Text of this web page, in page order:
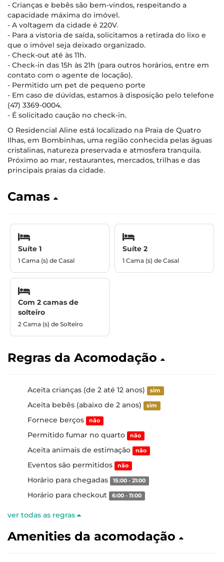
- Crianças e bebês são bem-vindos, respeitando a
capacidade máxima do imóvel.
- A voltagem da cidade é 220V.
- Para a vistoria de saída, solicitamos a retirada do lixo e
que o imóvel seja deixado organizado.
- Check-out até às 11h.
- Check-in das 15h às 21h (para outros horários, entre em
contato com o agente de locação).
- Permitido um pet de pequeno porte
- Em caso de dúvidas, estamos à disposição pelo telefone
(47) 3369-0004.
- É solicitado caução no check-in.
O Residencial Aline está localizado na Praia de Quatro
Ilhas, em Bombinhas, uma região conhecida pelas águas
cristalinas, natureza preservada e atmosfera tranquila.
Próximo ao mar, restaurantes, mercados, trilhas e das
principais praias da cidade.
Camas
Suíte 1
1 Cama (s) de Casal
Suíte 2
1 Cama (s) de Casal
Com 2 camas de
solteiro
2 Cama (s) de Solteiro
Regras da Acomodação
Aceita crianças (de 2 até 12 anos) sim
Aceita bebês (abaixo de 2 anos) sim
Fornece berços não
Permitido fumar no quarto não
Aceita animais de estimação não
Eventos são permitidos não
Horário para chegadas 15:00 - 21:00
Horário para checkout 6:00 - 11:00
ver todas as regras
Amenities da acomodação